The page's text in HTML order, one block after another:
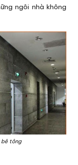
ngôi nhà không
bê tông